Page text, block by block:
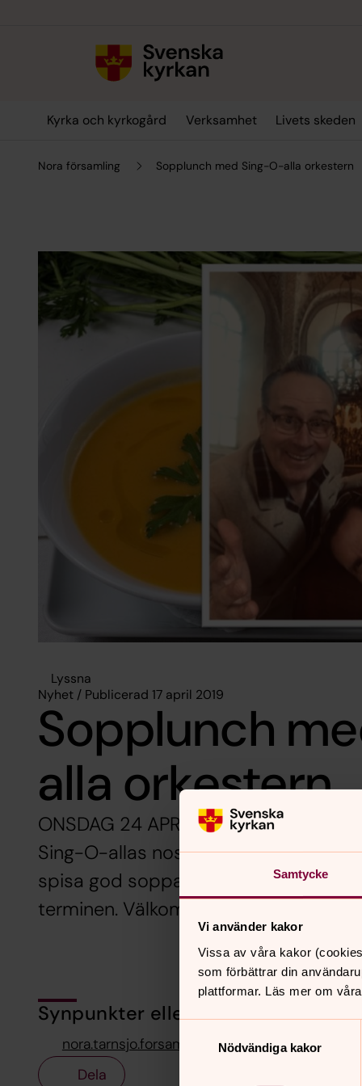
Samtycke
Vi använder kakor
Vissa av våra kakor
som förbättrar din
plattformar. Läs mer om
Nödvändiga kakor
Kyrka och kyrkogård Verksamhet Livets skeden
Nora församling Sopplunch med Sing-O-alla orkestern
Lyssna
Nyhet / Publicerad 17 april 2019
Sopplunch
alla orkestern
ONSDAG 24 APRIL 12.00 i
Sing-O-allas nostalgiska toner,
spisa god soppa lagad av Ulriks
terminen. Välkommen!
Synpunkter eller frågor på sidans
nora.tarnsjo.forsamling@svenskakyrkan.se
Dela